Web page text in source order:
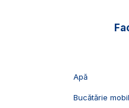
clientilor care
Apă
Bucătărie